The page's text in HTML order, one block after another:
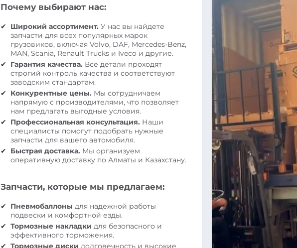
Почему выбирают нас:
Широкий ассортимент. У нас вы найдете
запчасти для всех популярных марок
грузовиков, включая Volvo, DAF, Mercedes-Benz,
MAN, Scania, Renault Trucks и Iveco и другие.
Гарантия качества. Все детали проходят
строгий контроль качества и соответствуют
заводским стандартам.
Конкурентные цены. Мы сотрудничаем
напрямую с производителями, что позволяет
нам предлагать выгодные условия.
Профессиональная консультация. Наши
специалисты помогут подобрать нужные
запчасти для вашего автомобиля.
Быстрая доставка. Мы организуем
оперативную доставку по Алматы и Казахстану.
Запчасти, которые мы предлагаем:
Пневмобаллоны для надежной работы
подвески и комфортной езды.
Тормозные накладки для безопасного и
эффективного торможения.
Тормозные диски долговечность и высокие